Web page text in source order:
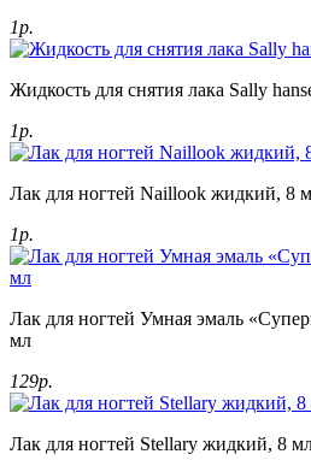
1р.
Жидкость для снятия лака Sally
1р.
Лак для ногтей Naillook жидкий, 8
1р.
Лак для ногтей Умная эмаль
мл
129р.
Лак для ногтей Stellary жидкий, 8